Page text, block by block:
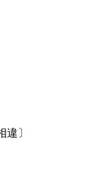
〕